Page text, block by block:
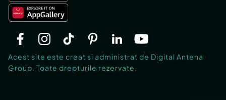
Acest site este creat si administrat de Digital Antena
Group. Toate drepturile rezervate.